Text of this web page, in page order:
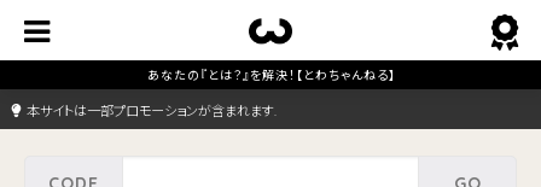
本サイトは一部プロモーションが含まれます.